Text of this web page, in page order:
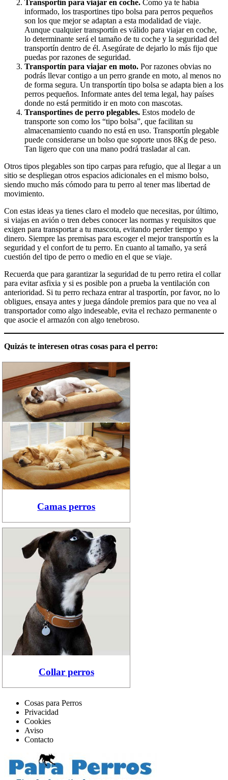
Transportín para viajar en coche. Como ya te había
informado, los trasportines tipo bolsa para perros pequeños
son los que mejor se adaptan a esta modalidad de viaje.
Aunque cualquier transportín es válido para viajar en coche,
lo determinante será el tamaño de tu coche y la seguridad del
transportín dentro de él. Asegúrate de dejarlo lo más fijo que
puedas por razones de seguridad.
Transportín para viajar en moto. Por razones obvias no
podrás llevar contigo a un perro grande en moto, al menos no
de forma segura. Un transportín tipo bolsa se adapta bien a los
perros pequeños. Informate antes del tema legal, hay países
donde no está permitido ir en moto con mascotas.
Transportines de perro plegables. Estos modelo de
transporte son como los “tipo bolsa”, que facilitan su
almacenamiento cuando no está en uso. Transportín plegable
puede considerarse un bolso que soporte unos 8Kg de peso.
Tan ligero que con una mano podrá trasladar al can.
Otros tipos plegables son tipo carpas para refugio, que al llegar a un
sitio se despliegan otros espacios adicionales en el mismo bolso,
siendo mucho más cómodo para tu perro al tener mas libertad de
movimiento.
Con estas ideas ya tienes claro el modelo que necesitas, por último,
si viajas en avión o tren debes conocer las normas y requisitos que
exigen para transportar a tu mascota, evitando perder tiempo y
dinero. Siempre las premisas para escoger el mejor transportín es la
seguridad y el confort de tu perro. En cuanto al tamaño, ya será
cuestión del tipo de perro o medio en el que se viaje.
Recuerda que para garantizar la seguridad de tu perro retira el collar
para evitar asfixia y si es posible pon a prueba la ventilación con
anterioridad. Si tu perro rechaza entrar al trasportín, por favor, no lo
obligues, ensaya antes y juega dándole premios para que no vea al
transportador como algo indeseable, evita el rechazo permanente o
que asocie el armazón con algo tenebroso.
Quizás te interesen otras cosas para el perro:
Camas perros
Collar perros
Cosas para Perros
Privacidad
Cookies
Aviso
Contacto